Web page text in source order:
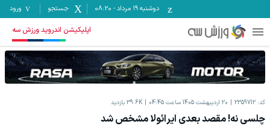
دوشنبه ۱۹ مرداد -
08:20 جستجو ورود
اپلیکیشن اندروید ورزش سه
کد: 2359712 20 اردیبهشت 1405 ساعت 04:45 39.6K بازدید
چلسی نه! مقصد بعدی ایرائولا مشخص شد